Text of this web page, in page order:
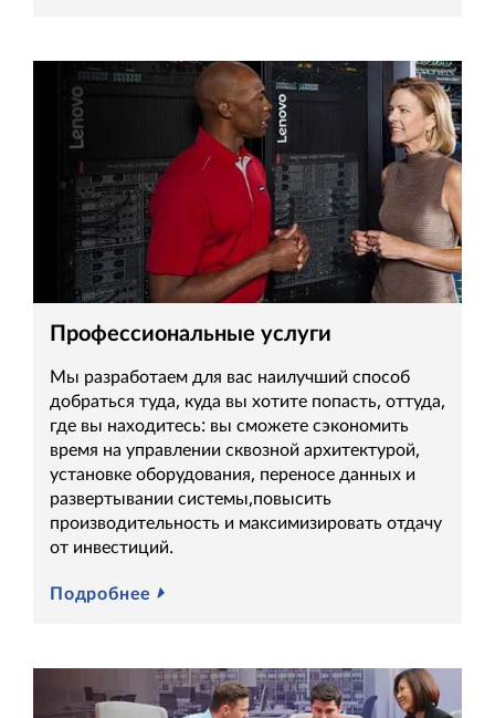
Профессиональные услуги
Мы разработаем для вас наилучший способ
добраться туда, куда вы хотите попасть, оттуда,
где вы находитесь: вы сможете сэкономить
время на управлении сквозной архитектурой,
установке оборудования, переносе данных и
развертывании системы,повысить
производительность и максимизировать отдачу
от инвестиций.
Подробнее